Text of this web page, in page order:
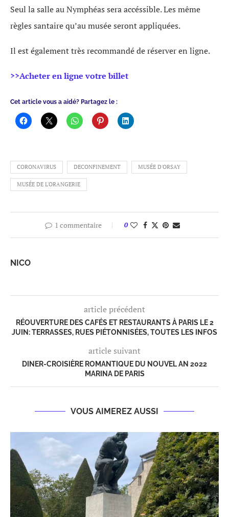
Seul la salle au Nymphéas sera accéssible. Les même
règles santaire qu’au musée seront appliquées.
Il est également très recommandé de réserver en ligne.
>>Acheter en ligne votre billet
Cet article vous a aidé? Partagez le :
CORONAVIRUS DECONFINEMENT MUSÉE D'ORSAY
MUSÉE DE L'ORANGERIE
1 commentaire 0
NICO
article précédent
RÉOUVERTURE DES CAFÉS ET RESTAURANTS À PARIS LE 2
JUIN: TERRASSES, RUES PIÉTONNISÉES, TOUTES LES INFOS
article suivant
DINER-CROISIÈRE ROMANTIQUE DU NOUVEL AN 2022
MARINA DE PARIS
VOUS AIMEREZ AUSSI